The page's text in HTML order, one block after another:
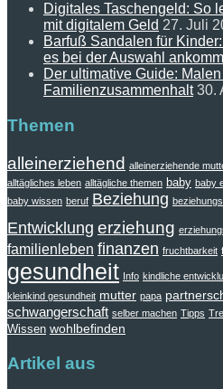
Digitales Taschengeld: So
mit digitalem Geld 27. Juli
Barfuß Sandalen für
es bei der Auswahl
Der ultimative Guide:
Familienzusammenhalt 30.
Themen
alleinerziehend alleinerziehende
alltägliches leben alltägliche themen baby baby
baby wissen beruf Beziehung
Entwicklung erziehung
familienleben finanzen fruchtbarkeit
gesundheit Info kindliche
kleinkind gesundheit mutter papa
schwangerschaft selber machen Tipps
Wissen wohlbefinden
Artikel aus